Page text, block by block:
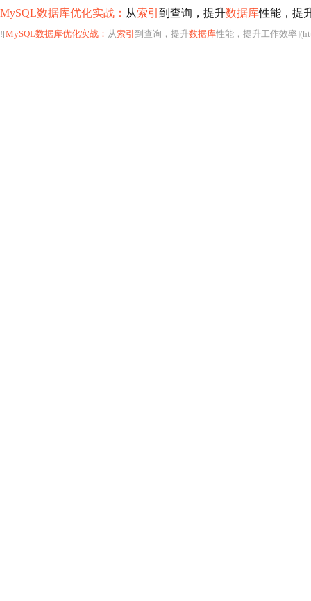
MySQL数据库优化实战： 从索引 到查询，提升数据库性能，提
![MySQL数据库优化实战： 从索引 到查询，提升数据库性能，提升工作效率